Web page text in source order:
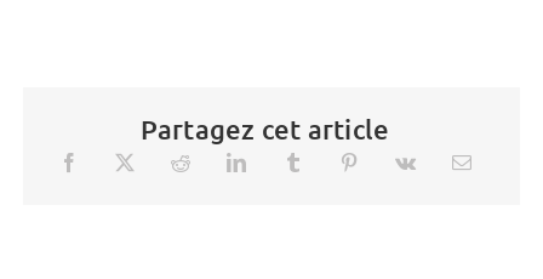
Partagez cet article